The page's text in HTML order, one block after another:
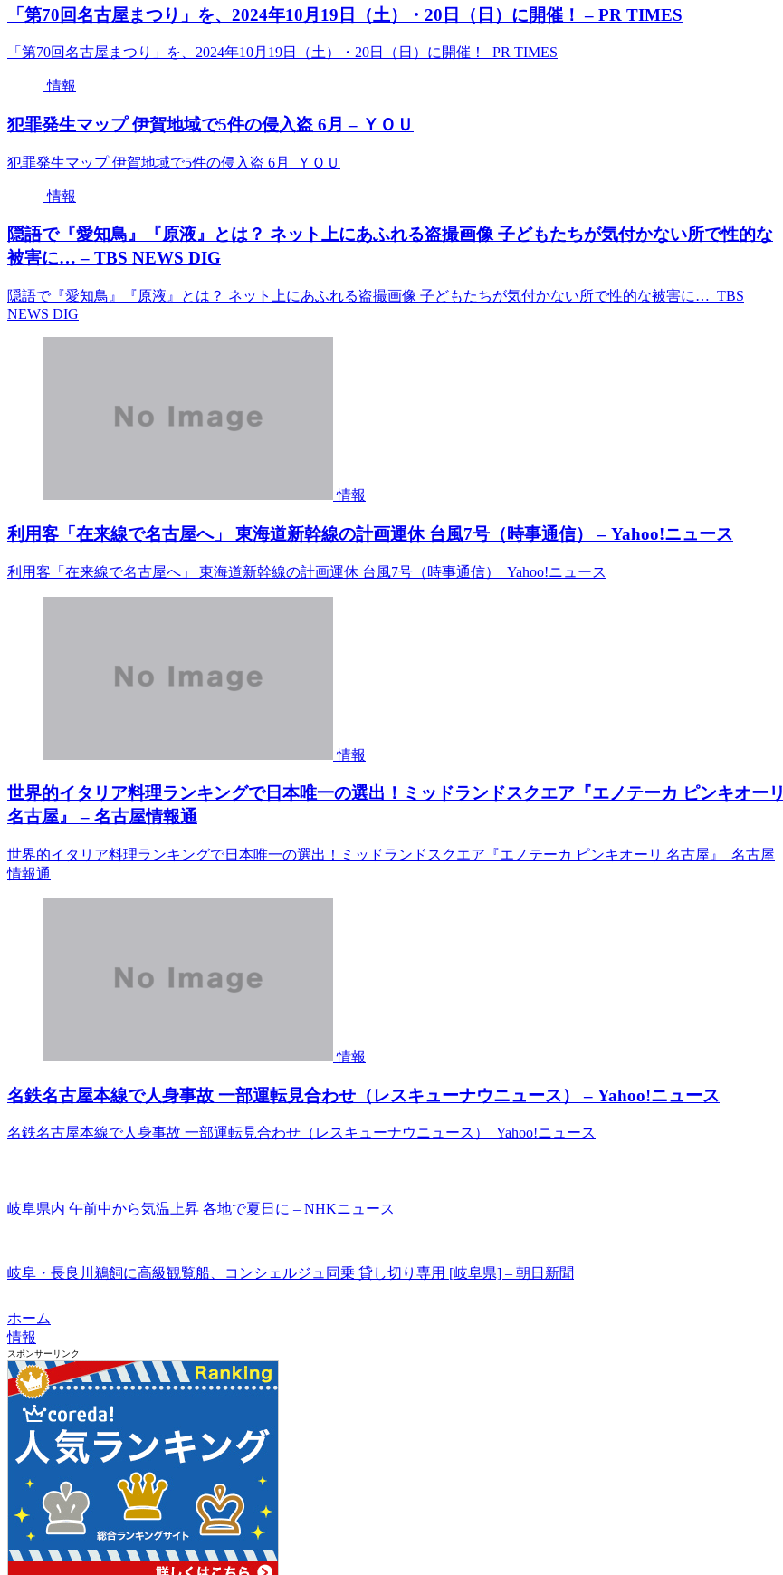
「第70回名古屋まつり」を、2024年10月19日（土）・20日（日）に開催！ – PR TIMES
「第70回名古屋まつり」を、2024年10月19日（土）・20日（日）に開催！ PR TIMES
情報
犯罪発生マップ 伊賀地域で5件の侵入盗 6月 – ＹＯＵ
犯罪発生マップ 伊賀地域で5件の侵入盗 6月 ＹＯＵ
情報
隠語で『愛知鳥』『原液』とは？ ネット上にあふれる盗撮画像 子どもたちが気付かない所で性的な
被害に… – TBS NEWS DIG
隠語で『愛知鳥』『原液』とは？ ネット上にあふれる盗撮画像 子どもたちが気付かない所で性的な被害に… TBS
NEWS DIG
情報
利用客「在来線で名古屋へ」 東海道新幹線の計画運休 台風7号（時事通信） – Yahoo!ニュース
利用客「在来線で名古屋へ」 東海道新幹線の計画運休 台風7号（時事通信） Yahoo!ニュース
情報
世界的イタリア料理ランキングで日本唯一の選出！ミッドランドスクエア『エノテーカ ピンキオーリ
名古屋』 – 名古屋情報通
世界的イタリア料理ランキングで日本唯一の選出！ミッドランドスクエア『エノテーカ ピンキオーリ 名古屋』 名古屋
情報通
情報
名鉄名古屋本線で人身事故 一部運転見合わせ（レスキューナウニュース） – Yahoo!ニュース
名鉄名古屋本線で人身事故 一部運転見合わせ（レスキューナウニュース） Yahoo!ニュース
岐阜県内 午前中から気温上昇 各地で夏日に – NHKニュース
岐阜・長良川鵜飼に高級観覧船、コンシェルジュ同乗 貸し切り専用 [岐阜県] – 朝日新聞
ホーム
情報
スポンサーリンク